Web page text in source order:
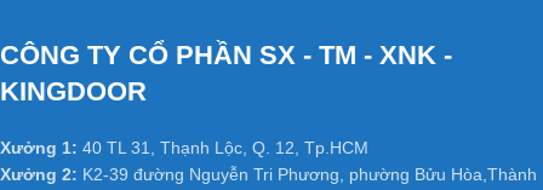
CÔNG TY CỔ PHẦN SX - TM - XNK -
KINGDOOR
Xưởng 1: 40 TL 31, Thạnh Lộc, Q. 12, Tp.HCM
Xưởng 2: K2-39 đường Nguyễn Tri Phương, phường Bửu Hòa,Thành